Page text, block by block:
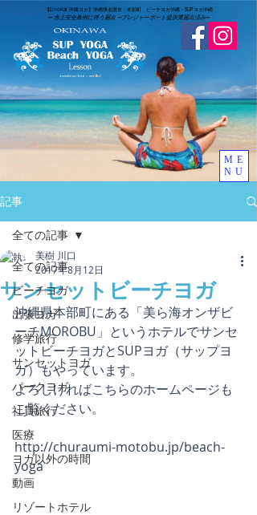
​【LinoKai 沖縄ヨガ】沖縄県名護市・本部町 ビーチヨガ沖縄・SUPヨガ沖縄
➖ 水上安全条例に伴う届出 ➖​プレジャーボート提供業届出済み➖
ME
NU
記事
全ての記事
ビーチヨガ
出張ヨガ
修学旅行
サンセットヨガ
パークヨガ
社員旅行
医療
ヨガ以外の時間
動画
リゾートホテル
全ての記事
サンセットビーチヨガ
美樹 川口
2017年8月12日
沖縄県本部町にある「美ら海オンザビ
ーチMOROBU」というホテルでサンセ
ットビーチヨガとSUPヨガ（サップヨ
ガ）もやっています。
よろしければこちらのホームページも
ご覧ください。
http://churaumi-motobu.jp/beach-
yoga